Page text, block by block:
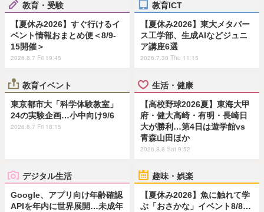
教育・受験
【夏休み2026】すぐ行けるイ
ベント情報おまとめ便＜8/9-
15開催＞
2026.8.7 Fri 19:45
教育ICT
【夏休み2026】東大メタバー
ス工学部、生成AIなどジュニ
ア講座6選
2026.7.30 Thu 11:15
教育イベント
東京都市大「科学体験教室」
24の実験企画…小中向け9/6
2026.8.7 Fri 18:15
生活・健康
【高校野球2026夏】東海大甲
府・健大高崎・有明・長崎日
大が勝利…第4日は遊学館vs
青森山田ほか
2026.8.8 Sat 9:52
デジタル生活
Google、アプリ向け年齢確認
APIを年内に世界展開…未成年
趣味・娯楽
【夏休み2026】魚に触れて学
ぶ「おさかな」イベント8/8…